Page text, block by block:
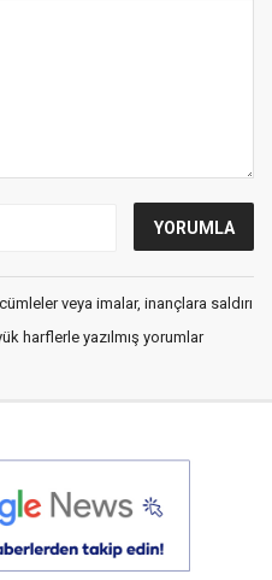
veya imalar, inançlara saldırı
harflerle yazılmış yorumlar